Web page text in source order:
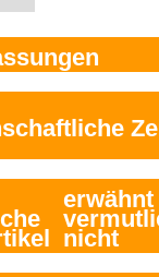
erwähnt
nicht